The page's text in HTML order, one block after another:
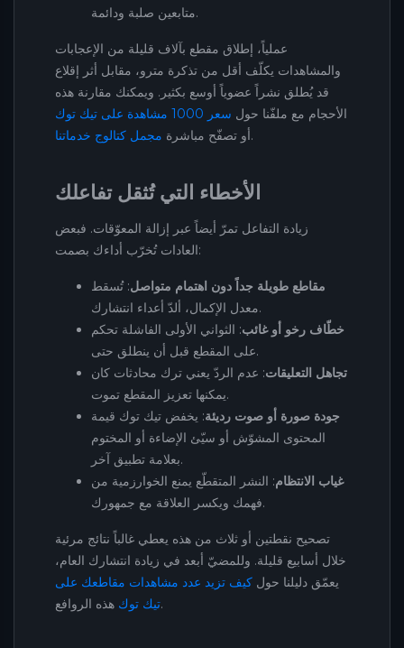
متابعين صلبة ودائمة.
عملياً، إطلاق مقطع بآلاف قليلة من الإعجابات
والمشاهدات يكلّف أقل من تذكرة مترو، مقابل أثر إقلاع
قد يُطلق نشراً عضوياً أوسع بكثير. ويمكنك مقارنة هذه
الأحجام مع ملفّنا حول سعر 1000 مشاهدة على تيك توك
أو تصفّح مباشرة مجمل كتالوج خدماتنا .
الأخطاء التي تُثقل تفاعلك
زيادة التفاعل تمرّ أيضاً عبر إزالة المعوّقات. فبعض
العادات تُخرّب أداءك بصمت:
مقاطع طويلة جداً دون اهتمام متواصل: تُسقط
معدل الإكمال، ألدّ أعداء انتشارك.
خطّاف رخو أو غائب: الثواني الأولى الفاشلة تحكم
على المقطع قبل أن ينطلق حتى.
تجاهل التعليقات: عدم الردّ يعني ترك محادثات كان
يمكنها تعزيز المقطع تموت.
جودة صورة أو صوت رديئة: يخفض تيك توك قيمة
المحتوى المشوّش أو سيّئ الإضاءة أو المختوم
بعلامة تطبيق آخر.
غياب الانتظام: النشر المتقطّع يمنع الخوارزمية من
فهمك ويكسر العلاقة مع جمهورك.
تصحيح نقطتين أو ثلاث من هذه يعطي غالباً نتائج مرئية
خلال أسابيع قليلة. وللمضيّ أبعد في زيادة انتشارك العام،
يعمّق دليلنا حول كيف تزيد عدد مشاهدات مقاطعك على
تيك توكهذه الروافع.